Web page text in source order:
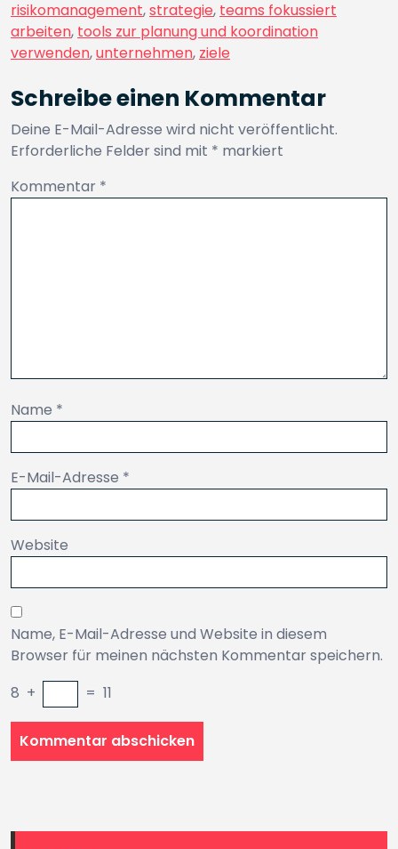
risikomanagement,strategie, teams fokussiert
arbeiten, tools zur planung und koordination
verwenden,unternehmen, ziele
Schreibe einen Kommentar
Deine E-Mail-Adresse wird nicht veröffentlicht.
Erforderliche Felder sind mit * markiert
Kommentar *
Name *
E-Mail-Adresse *
Website
Name, E-Mail-Adresse und Website in diesem
Browser für meinen nächsten Kommentar speichern.
8 + = 11